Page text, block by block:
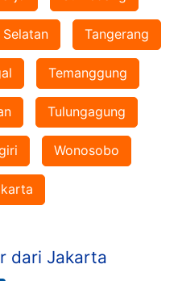
Tangerang
Temanggung
Tulungagung
Wonosobo
dari Jakarta